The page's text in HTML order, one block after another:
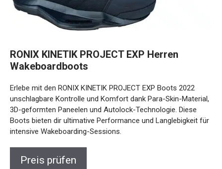
RONIX KINETIK PROJECT EXP Herren
Wakeboardboots
Erlebe mit den RONIX KINETIK PROJECT EXP Boots 2022
unschlagbare Kontrolle und Komfort dank Para-Skin-Material,
3D-geformten Paneelen und Autolock-Technologie. Diese
Boots bieten dir ultimative Performance und Langlebigkeit für
intensive Wakeboarding-Sessions.
Preis prüfen